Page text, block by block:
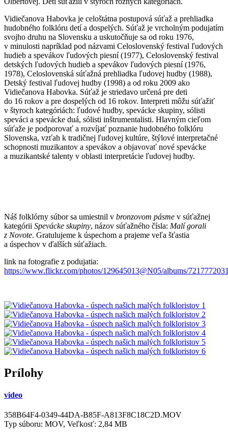
Vidiečanova Habovka je celoštátna postupová súťaž a prehliadka
hudobného folklóru detí a dospelých. Súťaž je vrcholným podujatím
svojho druhu na Slovensku a uskutočňuje sa od roku 1976,
v minulosti napríklad pod názvami Celoslovenský festival ľudových
hudieb a spevákov ľudových piesní (1977), Celoslovenský festival
detských ľudových hudieb a spevákov ľudových piesní (1976,
1978), Celoslovenská súťažná prehliadka ľudovej hudby (1988),
Detský festival ľudovej hudby (1998) a od roku 2009 ako
Vidiečanova Habovka. Súťaž je striedavo určená pre deti
do 16 rokov a pre dospelých od 16 rokov. Interpreti môžu súťažiť
v štyroch kategóriách: ľudové hudby, spevácke skupiny, sólisti
speváci a spevácke duá, sólisti inštrumentalisti. Hlavným cieľom
súťaže je podporovať a rozvíjať poznanie hudobného folklóru
Slovenska, vzťah k tradičnej ľudovej kultúre, štýlové interpretačné
schopnosti muzikantov a spevákov a objavovať nové spevácke
a muzikantské talenty v oblasti interpretácie ľudovej hudby.
Náš folklórny súbor sa umiestnil v bronzovom pásme v súťažnej
kategórii Spevácke skupiny, názov súťažného čísla: Malí gorali
z Novote. Gratulujeme k úspechom a prajeme veľa šťastia
a úspechov v ďalších súťažiach.
link na fotografie z podujatia:
https://www.flickr.com/photos/129645013@N05/albums/
Prílohy
video
358B64F4-0349-44DA-B85F-A813F8C18C2D.MOV
Typ súboru: MOV, Veľkosť: 2,84 MB